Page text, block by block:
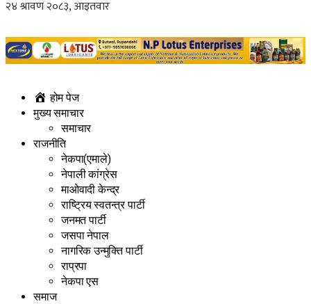
होम पेज
मुख्य समाचार
समाचार
राजनीति
नेकपा(एमाले)
नेपाली कांग्रेस
माओवादी केन्द्र
राष्ट्रिय स्वतन्त्र पार्टी
जनमत पार्टी
जसपा नेपाल
नागरिक उन्मुक्ति पार्टी
राप्रपा
नेकपा एस
समाज